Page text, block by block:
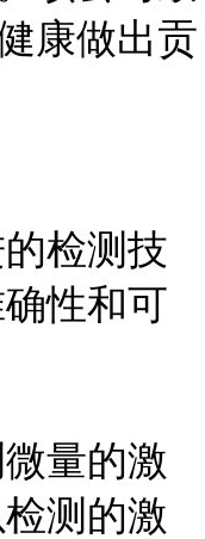
康做出贡
检测技
性和可
量的激
测的激